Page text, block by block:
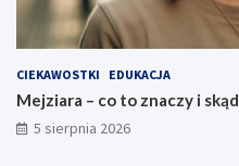
CIEKAWOSTKI EDUKACJA
Mejziara – co to znaczy i
5 sierpnia 2026